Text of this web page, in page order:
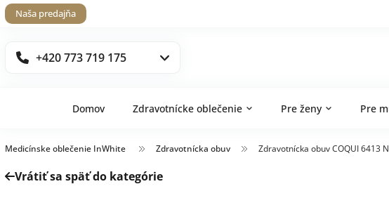
Naša predajňa
+420 773 719 175
Domov Zdravotnícke oblečenie Pre ženy Pre
Medicínske oblečenie InWhite Zdravotnícka obuv Zdravotnícka obuv COQUI 6413
Vrátiť sa späť do kategórie